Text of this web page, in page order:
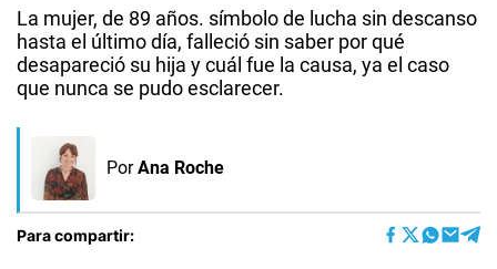
La mujer, de 89 años. símbolo de lucha sin descanso
hasta el último día, falleció sin saber por qué
desapareció su hija y cuál fue la causa, ya el caso
que nunca se pudo esclarecer.
Por Ana Roche
Para compartir: